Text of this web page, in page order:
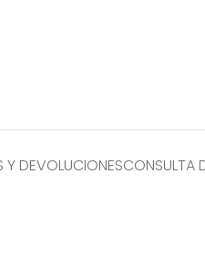
Y DEVOLUCIONESCONSULTA